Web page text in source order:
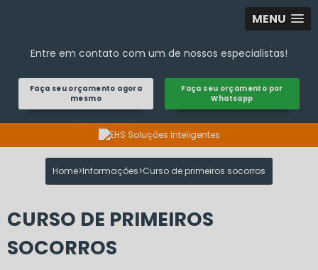
MENU
Entre em contato com um de nossos especialistas!
Faça seu orçamento agora
mesmo
Faça seu orçamento por
Whatsapp
Home Informações Curso de primeiros socorros
CURSO DE PRIMEIROS
SOCORROS